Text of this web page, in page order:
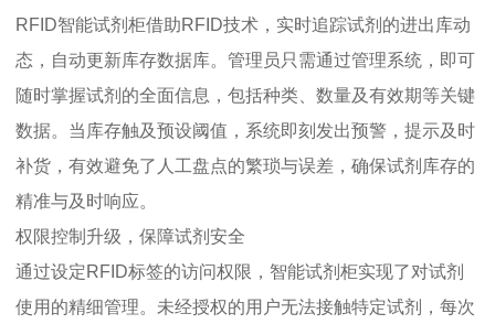
RFID智能试剂柜借助RFID技术，实时追踪试剂的进出库动
态，自动更新库存数据库。管理员只需通过管理系统，即可
随时掌握试剂的全面信息，包括种类、数量及有效期等关键
数据。当库存触及预设阈值，系统即刻发出预警，提示及时
补货，有效避免了人工盘点的繁琐与误差，确保试剂库存的
精准与及时响应。
权限控制升级，保障试剂安全
通过设定RFID标签的访问权限，智能试剂柜实现了对试剂
使用的精细管理。未经授权的用户无法接触特定试剂，每次